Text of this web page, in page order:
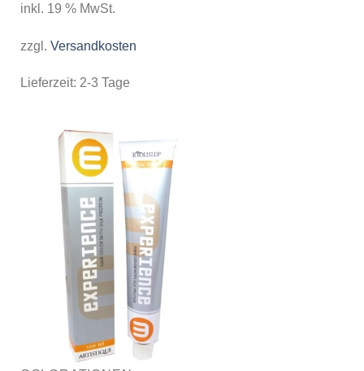
inkl. 19 % MwSt.
zzgl. Versandkosten
Lieferzeit: 2-3 Tage